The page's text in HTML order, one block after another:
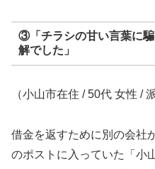
③「チラシの甘い言葉に
解でした」
（小山市在住 / 50代 女性 /
借金を返すために別の会社
のポストに入っていた「小